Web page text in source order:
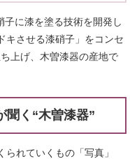
に漆を塗る技術を開発し
キさせる漆硝子」をコンセ
上げ、木曽漆器の産地で
く“木曽漆器”
れていくもの「写真」